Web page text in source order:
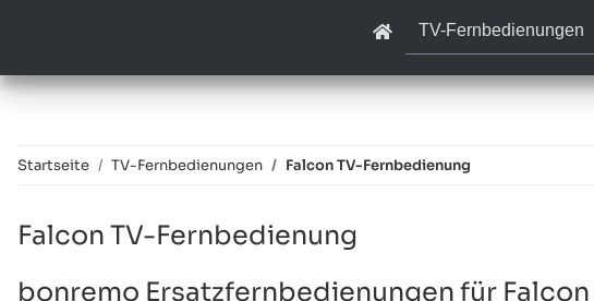
TV-Fernbedienungen
Startseite TV-Fernbedienungen Falcon TV-Fernbedienung
Falcon TV-Fernbedienung
bonremo Ersatzfernbedienungen für